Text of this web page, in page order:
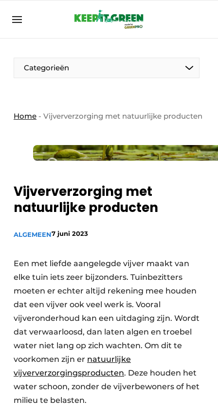
NL ENG FR
Categorieën
Home - Vijververzorging met natuurlijke producten
Vijververzorging met
natuurlijke producten
ALGEMEEN7 juni 2023
Een met liefde aangelegde vijver maakt van
elke tuin iets zeer bijzonders. Tuinbezitters
moeten er echter altijd rekening mee houden
dat een vijver ook veel werk is. Vooral
vijveronderhoud kan een uitdaging zijn. Wordt
dat verwaarloosd, dan laten algen en troebel
water niet lang op zich wachten. Om dit te
voorkomen zijn er natuurlijke
vijververzorgingsproducten. Deze houden het
water schoon, zonder de vijverbewoners of het
milieu te belasten.